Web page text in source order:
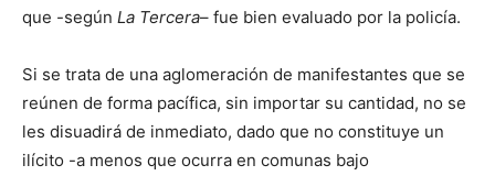
que -según La Tercera– fue bien evaluado por la policía.
Si se trata de una aglomeración de manifestantes que se
reúnen de forma pacífica, sin importar su cantidad, no se
les disuadirá de inmediato, dado que no constituye un
ilícito -a menos que ocurra en comunas bajo